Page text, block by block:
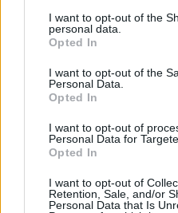
not limited to your visit or
grant or deny consent to
use your data for below
consent section.
I want to opt-out of the
personal data.
Opted In
I want to opt-out of the
Personal Data.
Opted In
I want to opt-out of
Personal Data for
Opted In
I want to opt-out of
Retention, Sale, and/or
Personal Data that Is
Το FIAT 500 Hybrid τώρα
από 18.990 ευρώ